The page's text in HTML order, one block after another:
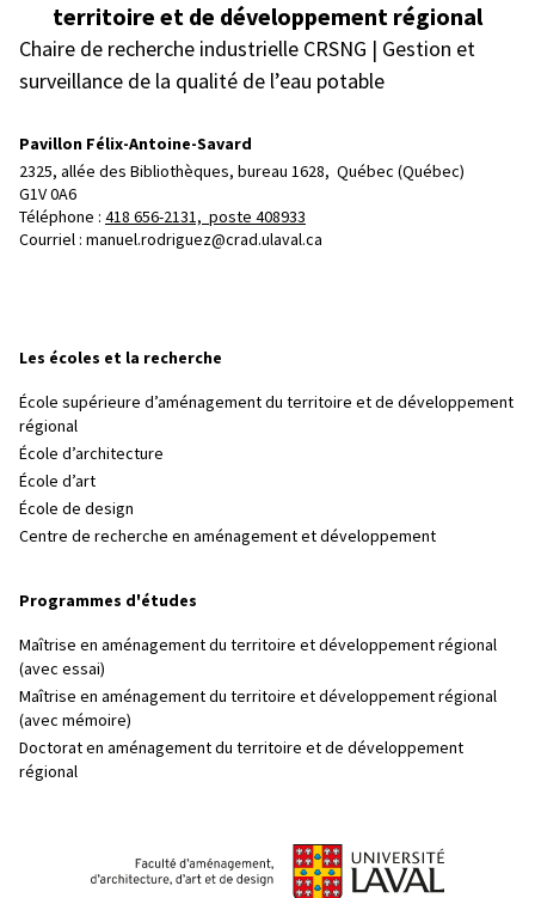
territoire et de développement régional
Chaire de recherche industrielle CRSNG | Gestion et
surveillance de la qualité de l’eau potable
Pavillon Félix-Antoine-Savard
2325, allée des Bibliothèques, bureau 1628, Québec (Québec)
G1V 0A6
Téléphone : 418 656-2131, poste 408933
Courriel : manuel.rodriguez@crad.ulaval.ca
Les écoles et la recherche
École supérieure d’aménagement du territoire et de développement
régional
École d’architecture
École d’art
École de design
Centre de recherche en aménagement et développement
Programmes d'études
Maîtrise en aménagement du territoire et développement régional
(avec essai)
Maîtrise en aménagement du territoire et développement régional
(avec mémoire)
Doctorat en aménagement du territoire et de développement
régional